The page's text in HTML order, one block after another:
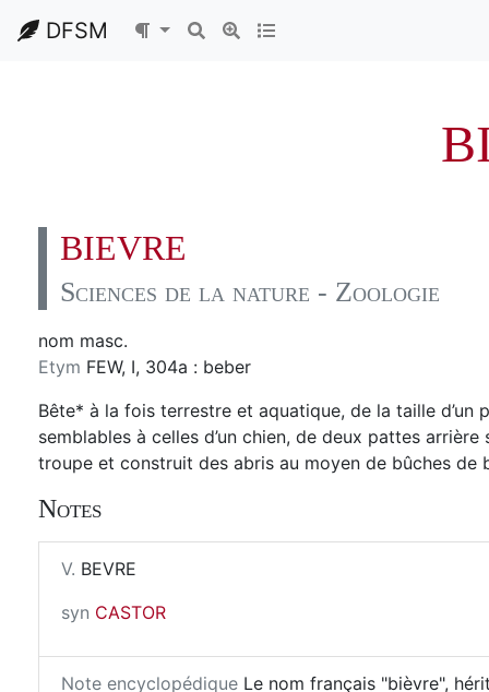
DFSM
BIEVRE
Sciences de la nature - Zoologie
nom masc.
Etym FEW, I, 304a : beber
Bête* à la fois terrestre et aquatique, de la taille d’un
semblables à celles d’un chien, de deux pattes
troupe et construit des abris au moyen de bûches de
Notes
V. BEVRE
syn CASTOR
Note encyclopédique Le nom français "bièvre",